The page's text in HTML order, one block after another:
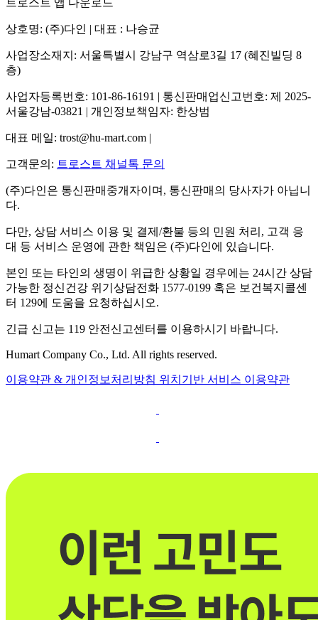
상호명: (주)다인 | 대표 : 나승균
사업장소재지: 서울특별시 강남구 역삼로3길 17 (혜진빌딩 8
층)
사업자등록번호: 101-86-16191 | 통신판매업신고번호: 제 2025-
서울강남-03821 | 개인정보책임자: 한상범
대표 메일: trost@hu-mart.com |
고객문의: 트로스트 채널톡 문의
(주)다인은 통신판매중개자이며, 통신판매의 당사자가 아닙니
다.
다만, 상담 서비스 이용 및 결제/환불 등의 민원 처리, 고객 응
대 등 서비스 운영에 관한 책임은 (주)다인에 있습니다.
본인 또는 타인의 생명이 위급한 상황일 경우에는 24시간 상담
가능한 정신건강 위기상담전화 1577-0199 혹은 보건복지콜센
터 129에 도움을 요청하십시오.
긴급 신고는 119 안전신고센터를 이용하시기 바랍니다.
Humart Company Co., Ltd. All rights reserved.
이용약관 & 개인정보처리방침 위치기반 서비스 이용약관